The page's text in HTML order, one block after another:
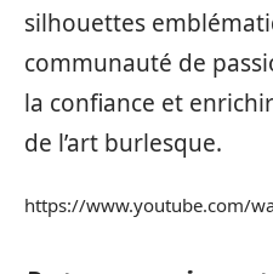
silhouettes
communauté de
la confiance et
de l’art burlesque.
https://www.youtube.com/